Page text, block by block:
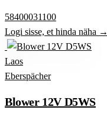
58400031100
Logi sisse, et hinda näha →
Laos
Eberspächer
Blower 12V D5WS